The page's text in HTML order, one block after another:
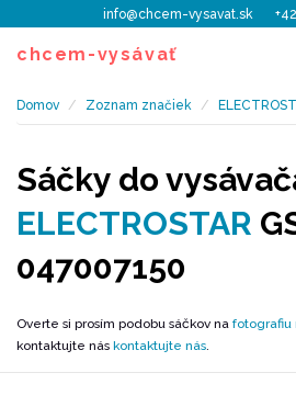
info@chcem-vysavat.sk
chcem-vysávať
Domov Zoznam značiek
Sáčky do
ELECTROSTAR
047007150
Overte si prosím podobu sáčkov na fotografiu
kontaktujte nás kontaktujte nás.